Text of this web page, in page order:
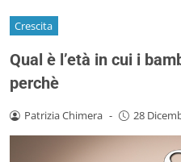
Crescita
Qual è l’età in cui i
perchè
Patrizia Chimera - 28